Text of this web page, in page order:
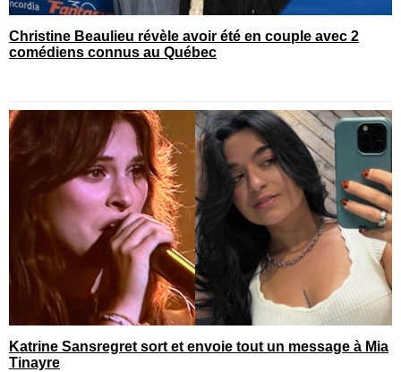
Christine Beaulieu révèle avoir été en couple avec 2
comédiens connus au Québec
Katrine Sansregret sort et envoie tout un message à Mia
Tinayre